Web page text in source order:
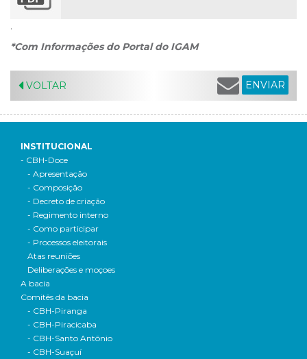
.
*Com Informações do Portal do IGAM
VOLTAR ENVIAR
INSTITUCIONAL
- CBH-Doce
- Apresentação
- Composição
- Decreto de criação
- Regimento interno
- Como participar
- Processos eleitorais
Atas reuniões
Deliberações e moçoes
A bacia
Comitês da bacia
- CBH-Piranga
- CBH-Piracicaba
- CBH-Santo Antônio
- CBH-Suaçuí